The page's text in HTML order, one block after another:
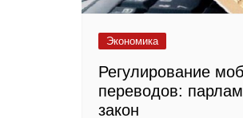
Экономика
Регулирование
переводов:
закон